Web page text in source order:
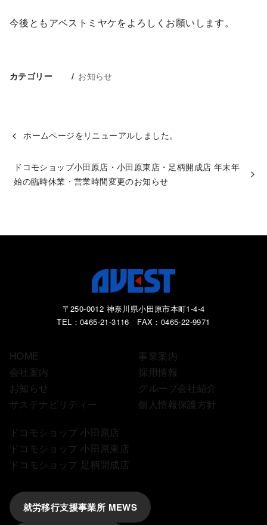
今後ともアベストミヤケをよろしくお願いします。
カテゴリー お知らせ
ホームページをリニューアルしました。
ドコモショップ小田原店・小田原東店・足柄開成店 年末年
始の臨時休業・営業時間変更のお知らせ
〒250-0012 神奈川県小田原市本町1-4-4
TEL：0465-21-3116 FAX：0465-22-9971
HOME
事業案内
会社案内
採用情報
お知らせ
グループ会社紹介
サステナビリティー
個人情報保護方針
ドコモショップ 小田原店
ドコモショップ 小田原東店
ドコモショップ 足柄開成店
就労移行支援事業所 MEWS